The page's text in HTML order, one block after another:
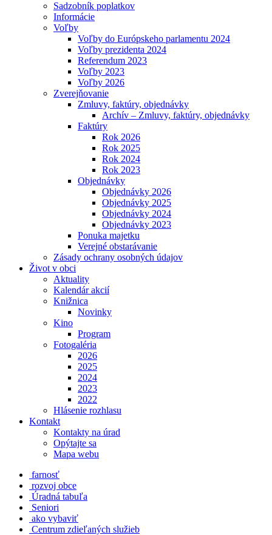
Sadzobník poplatkov
Informácie
Voľby
Voľby do Európskeho parlamentu 2024
Voľby prezidenta 2024
Referendum 2023
Voľby 2023
Voľby 2026
Zverejňovanie
Zmluvy, faktúry, objednávky
Archív – Zmluvy, faktúry, objednávky
Faktúry
Rok 2026
Rok 2025
Rok 2024
Rok 2023
Objednávky
Objednávky 2026
Objednávky 2025
Objednávky 2024
Objednávky 2023
Ponuka majetku
Verejné obstarávanie
Zásady ochrany osobných údajov
Život v obci
Aktuality
Kalendár akcií
Knižnica
Novinky
Kino
Program
Fotogaléria
2026
2025
2024
2023
2022
Hlásenie rozhlasu
Kontakt
Kontakty na úrad
Opýtajte sa
Mapa webu
farnosť
rozvoj obce
Úradná tabuľa
Seniori
ako vybaviť
Centrum zdieľaných služieb